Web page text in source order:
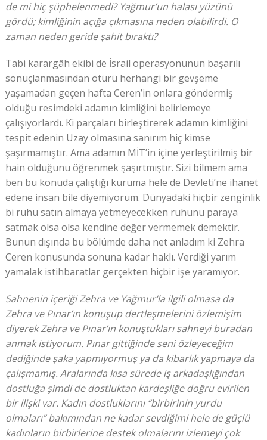
de mi hiç şüphelenmedi? Yağmur’un halası yüzünü
gördü; kimliğinin açığa çıkmasına neden olabilirdi. O
zaman neden geride şahit bıraktı?
Tabi karargâh ekibi de İsrail operasyonunun başarılı
sonuçlanmasından ötürü herhangi bir gevşeme
yaşamadan geçen hafta Ceren’in onlara göndermiş
olduğu resimdeki adamın kimliğini belirlemeye
çalışıyorlardı. Ki parçaları birleştirerek adamın kimliğini
tespit edenin Uzay olmasına sanırım hiç kimse
şaşırmamıştır. Ama adamın MİT’in içine yerleştirilmiş bir
hain olduğunu öğrenmek şaşırtmıştır. Sizi bilmem ama
ben bu konuda çalıştığı kuruma hele de Devleti’ne ihanet
edene insan bile diyemiyorum. Dünyadaki hiçbir zenginlik
bi ruhu satın almaya yetmeyecekken ruhunu paraya
satmak olsa olsa kendine değer vermemek demektir.
Bunun dışında bu bölümde daha net anladım ki Zehra
Ceren konusunda sonuna kadar haklı. Verdiği yarım
yamalak istihbaratlar gerçekten hiçbir işe yaramıyor.
Sahnenin içeriği Zehra ve Yağmur’la ilgili olmasa da
Zehra ve Pınar’ın konuşup dertleşmelerini özlemişim
diyerek Zehra ve Pınar’ın konuştukları sahneyi buradan
anmak istiyorum. Pınar gittiğinde seni özleyeceğim
dediğinde şaka yapmıyormuş ya da kibarlık yapmaya da
çalışmamış. Aralarında kısa sürede iş arkadaşlığından
dostluğa şimdi de dostluktan kardeşliğe doğru evirilen
bir ilişki var. Kadın dostluklarını “birbirinin yurdu
olmaları” bakımından ne kadar sevdiğimi hele de güçlü
kadınların birbirlerine destek olmalarını izlemeyi çok